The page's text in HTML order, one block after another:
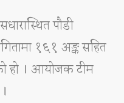
पौडी
१६१ अङ्क सहित
हो । आयोजक टीम